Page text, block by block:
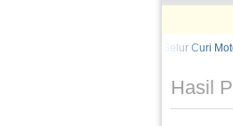
Babak Belur Curi Motor •
Hasil